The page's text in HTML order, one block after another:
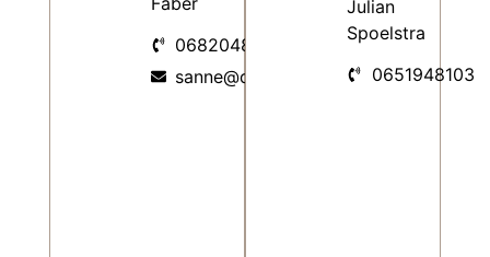
0682048263
sanne@daanhout.nl
Julian
Spoelstra
0651948103